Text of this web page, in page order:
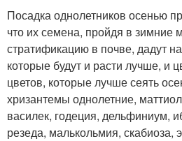
Посадка однолетников осенью
что их семена, пройдя в зимние
стратификацию в почве, дадут
которые будут и расти лучше, и
цветов, которые лучше сеять
хризантемы однолетние,
василек, годеция, дельфиниум,
резеда, малькольмия, скабиоза,